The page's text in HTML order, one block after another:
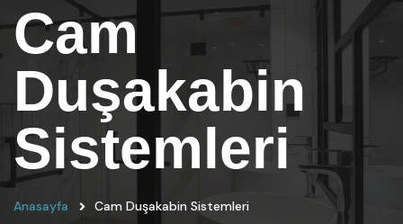
Cam
Duşakabin
Sistemleri
Anasayfa Cam Duşakabin Sistemleri